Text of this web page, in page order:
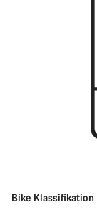
Bike Klassifikation